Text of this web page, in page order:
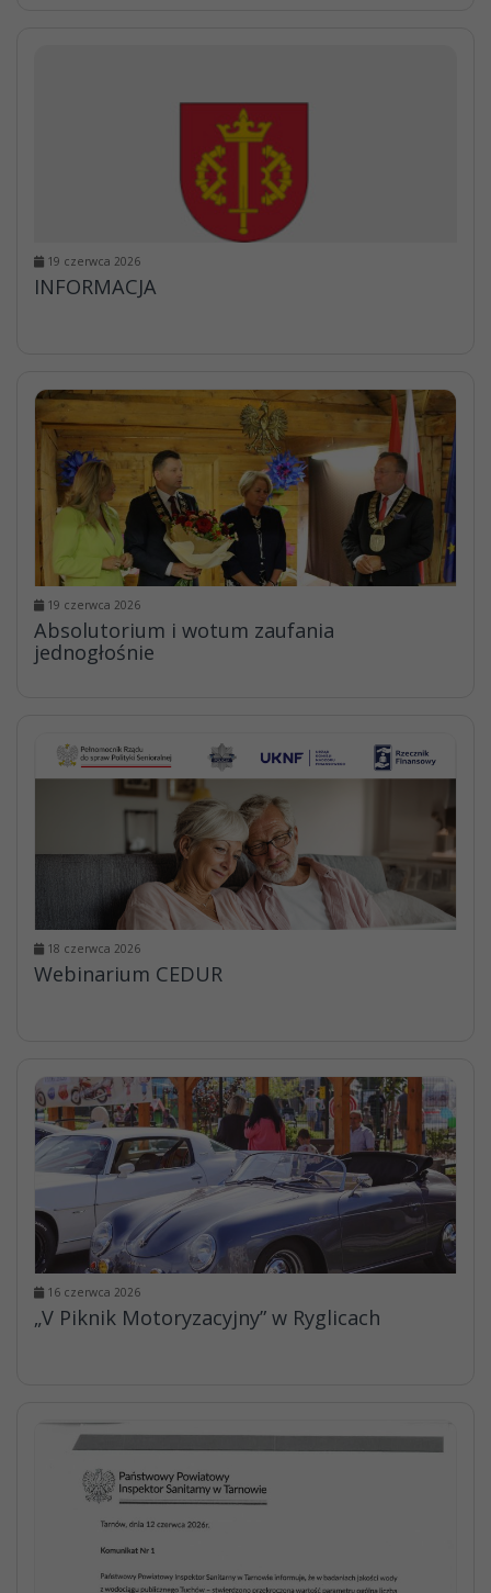
19 czerwca 2026
INFORMACJA
19 czerwca 2026
Absolutorium i wotum zaufania
jednogłośnie
18 czerwca 2026
Webinarium CEDUR
16 czerwca 2026
„V Piknik Motoryzacyjny” w Ryglicach